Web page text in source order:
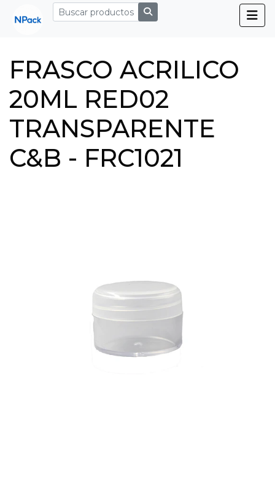
FRASCO ACRILICO
20ML RED02
TRANSPARENTE
C&B - FRC1021